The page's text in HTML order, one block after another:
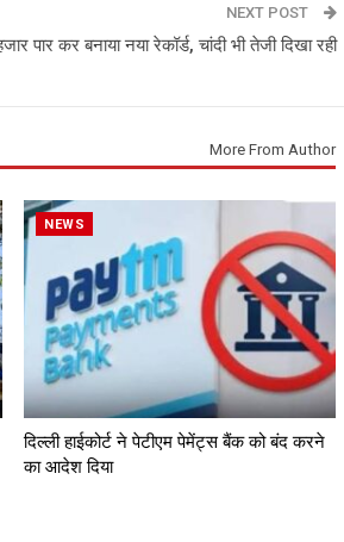
NEXT POST
पार कर बनाया नया रेकॉर्ड, चांदी भी तेजी दिखा रही
More From Author
NEWS
दिल्ली हाईकोर्ट ने पेटीएम पेमेंट्स बैंक को बंद करने
का आदेश दिया